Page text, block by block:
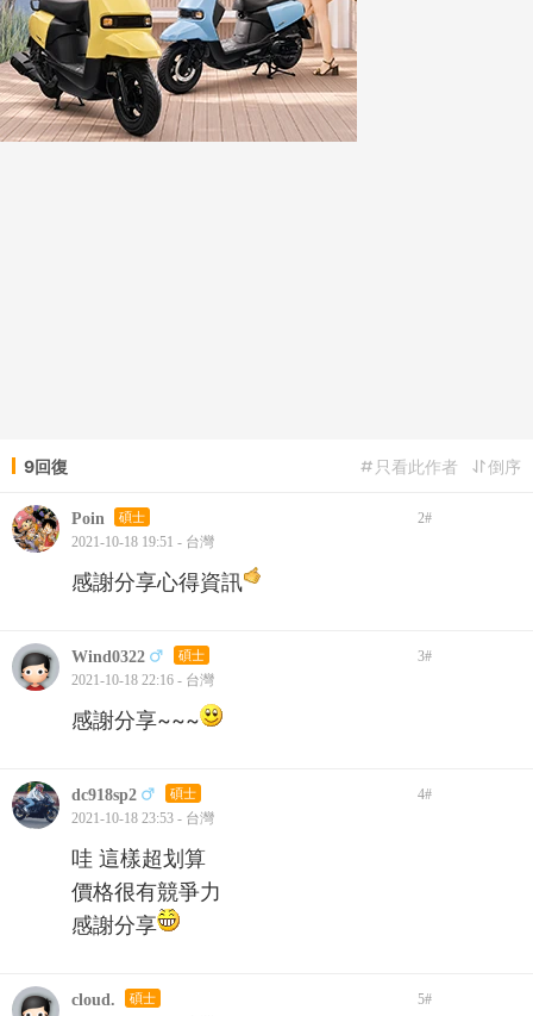
9回復 倒序
只看此作者
Poin 碩士 2#
2021-10-18 19:51 - 台灣
感謝分享心得資訊
Wind0322 碩士 3#
2021-10-18 22:16 - 台灣
感謝分享~~~
dc918sp2 碩士 4#
2021-10-18 23:53 - 台灣
哇 這樣超划算
價格很有競爭力
感謝分享
cloud. 碩士 5#